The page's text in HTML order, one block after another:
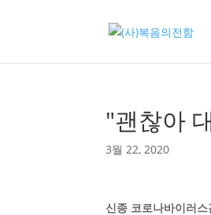
"괜찮아
3월 22, 2020
신종 코로나바이러